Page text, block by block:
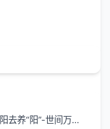
开太阳 失去了太阳一切生物就失去了生命力